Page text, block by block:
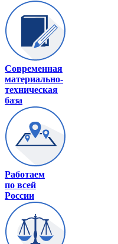
Современная
материально-
техническая
база
Работаем
по всей
России